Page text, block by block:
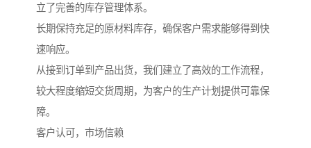
立了完善的库存管理体系。
长期保持充足的原材料库存，确保客户需求能够得到快
速响应。
从接到订单到产品出货，我们建立了高效的工作流程，
较大程度缩短交货周期，为客户的生产计划提供可靠保
障。
客户认可，市场信赖